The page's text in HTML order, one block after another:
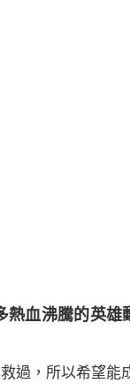
血沸騰的英雄
過，所以希望